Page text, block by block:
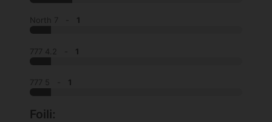
North 7 - 1
777 4.2 - 1
777 5 - 1
Foili: